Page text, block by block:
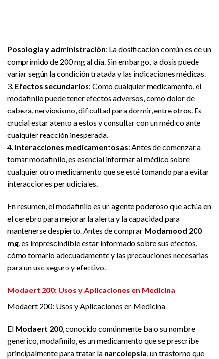
Posología y administración: La dosificación común es de un
comprimido de 200 mg al día. Sin embargo, la dosis puede
variar según la condición tratada y las indicaciones médicas.
3. Efectos secundarios: Como cualquier medicamento, el
modafinilo puede tener efectos adversos, como dolor de
cabeza, nerviosismo, dificultad para dormir, entre otros. Es
crucial estar atento a estos y consultar con un médico ante
cualquier reacción inesperada.
4. Interacciones medicamentosas: Antes de comenzar a
tomar modafinilo, es esencial informar al médico sobre
cualquier otro medicamento que se esté tomando para evitar
interacciones perjudiciales.
En resumen, el modafinilo es un agente poderoso que actúa en
el cerebro para mejorar la alerta y la capacidad para
mantenerse despierto. Antes de comprar Modamood 200
mg, es imprescindible estar informado sobre sus efectos,
cómo tomarlo adecuadamente y las precauciones necesarias
para un uso seguro y efectivo.
Modaert 200: Usos y Aplicaciones en Medicina
Modaert 200: Usos y Aplicaciones en Medicina
El Modaert 200 , conocido comúnmente bajo su nombre
genérico, modafinilo, es un medicamento que se prescribe
principalmente para tratar la narcolepsia , un trastorno que